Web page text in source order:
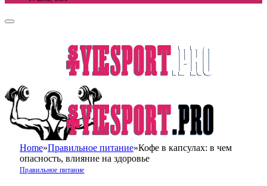
Home»Правильное питание»Кофе в капсулах: в чем
опасность, влияние на здоровье
Правильное питание